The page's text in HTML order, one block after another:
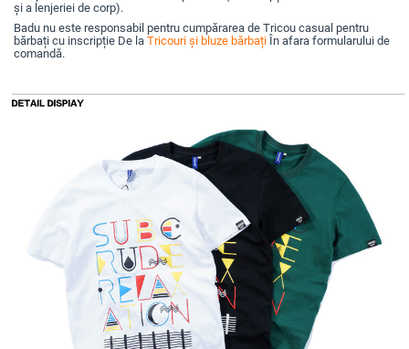
și a lenjeriei de corp).
Badu nu este responsabil pentru cumpărarea de Tricou casual pentru
bărbați cu inscripție De la Tricouri și bluze bărbați În afara formularului de
comandă.